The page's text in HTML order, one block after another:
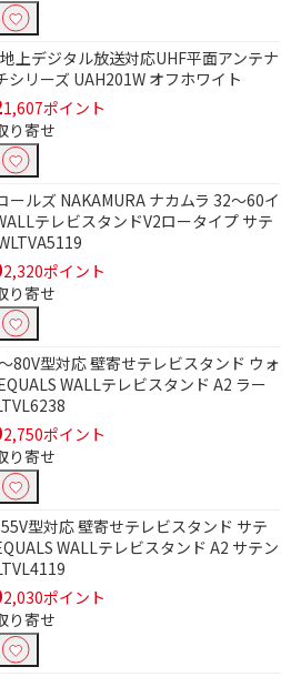
上デジタル放送対応UHF平面アンテナ
シリーズ UAH201W オフホワイト
1,607ポイント
り寄せ
ールズ NAKAMURA ナカムラ 32～60イ
テレビスタンドV2ロータイプ サテ
2,320ポイント
り寄せ
80V型対応 壁寄せテレビスタンド ウォ
WALLテレビスタンド A2 ラー
2,750ポイント
り寄せ
型対応 壁寄せテレビスタンド サテ
WALLテレビスタンド A2 サテン
2,030ポイント
り寄せ
）
56～69V型（8畳～12
）
）
20～29V型
で絞り込む
1m～2m未満
7m～10m未満
20m～40m未満
1.5m～2m未満